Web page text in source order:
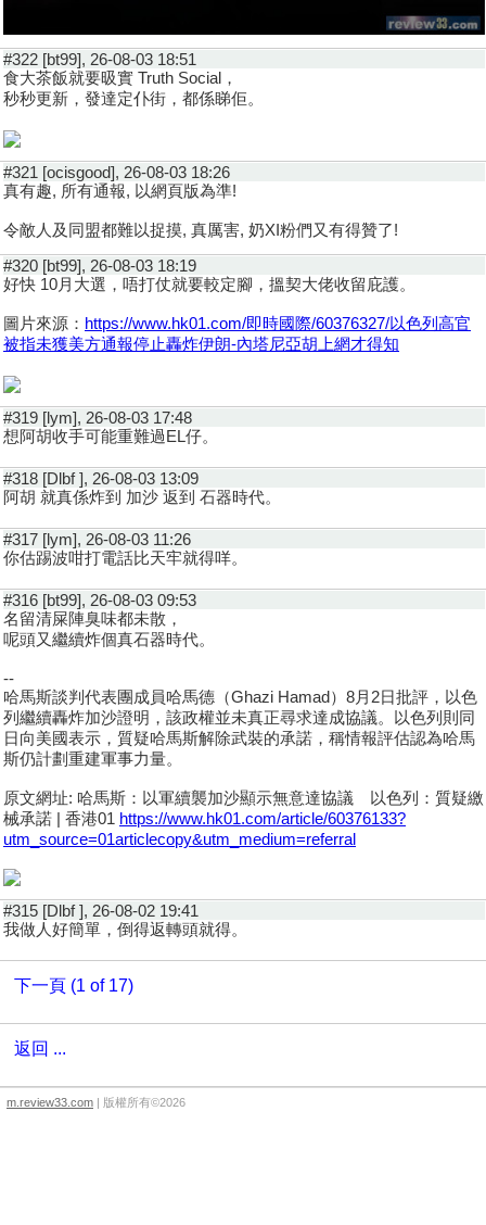
#322 [bt99], 26-08-03 18:51
食大茶飯就要昅實 Truth Social，
秒秒更新，發達定仆街，都係睇佢。
#321 [ocisgood], 26-08-03 18:26
真有趣, 所有通報, 以網頁版為準!
令敵人及同盟都難以捉摸, 真厲害, 奶XI粉們又有得贊了!
#320 [bt99], 26-08-03 18:19
好快 10月大選，唔打仗就要較定腳，搵契大佬收留庇護。
圖片來源： https://www.hk01.com/即時國際/60376327/以色列高官
被指未獲美方通報停止轟炸伊朗-內塔尼亞胡上網才得知
#319 [lym], 26-08-03 17:48
想阿胡收手可能重難過EL仔。
#318 [Dlbf ], 26-08-03 13:09
阿胡 就真係炸到 加沙 返到 石器時代。
#317 [lym], 26-08-03 11:26
你估踢波咁打電話比天牢就得咩。
#316 [bt99], 26-08-03 09:53
名留清屎陣臭味都未散，
呢頭又繼續炸個真石器時代。
--
哈馬斯談判代表團成員哈馬德（Ghazi Hamad）8月2日批評，以色
列繼續轟炸加沙證明，該政權並未真正尋求達成協議。以色列則同
日向美國表示，質疑哈馬斯解除武裝的承諾，稱情報評估認為哈馬
斯仍計劃重建軍事力量。
原文網址: 哈馬斯：以軍續襲加沙顯示無意達協議 以色列：質疑繳
械承諾 | 香港01 https://www.hk01.com/article/60376133?
utm_source=01articlecopy&utm_medium=referral
#315 [Dlbf ], 26-08-02 19:41
我做人好簡單，倒得返轉頭就得。
下一頁 (1 of 17)
返回 ...
m.review33.com | 版權所有©2026